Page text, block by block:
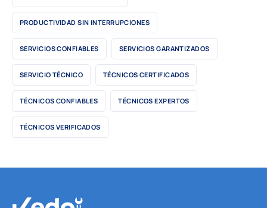
PRODUCTIVIDAD SIN INTERRUPCIONES
SERVICIOS CONFIABLES SERVICIOS GARANTIZADOS
SERVICIO TÉCNICO TÉCNICOS CERTIFICADOS
TÉCNICOS CONFIABLES TÉCNICOS EXPERTOS
TÉCNICOS VERIFICADOS